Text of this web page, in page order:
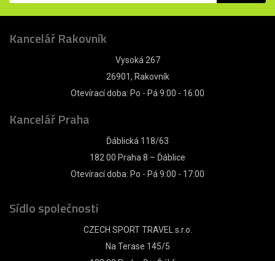
Kancelář Rakovník
Vysoká 267
26901, Rakovník
Otevírací doba: Po - Pá 9:00 - 16:00
Kancelář Praha
Ďáblická 118/63
182 00 Praha 8 – Ďáblice
Otevírací doba: Po - Pá 9:00 - 17:00
Sídlo společnosti
CZECH SPORT TRAVEL s.r.o.
Na Terase 145/5